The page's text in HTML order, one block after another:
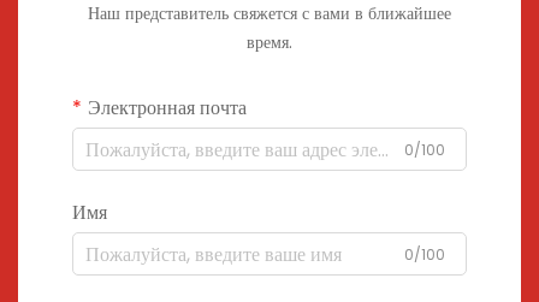
Наш представитель свяжется с вами в ближайшее
время.
Электронная почта
0/100
Имя
0/100